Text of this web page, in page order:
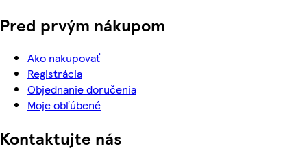
Pred prvým nákupom
Ako nakupovať
Registrácia
Objednanie doručenia
Moje obľúbené
Kontaktujte nás